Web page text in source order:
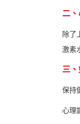
二
除了
激素
三
保持
心理